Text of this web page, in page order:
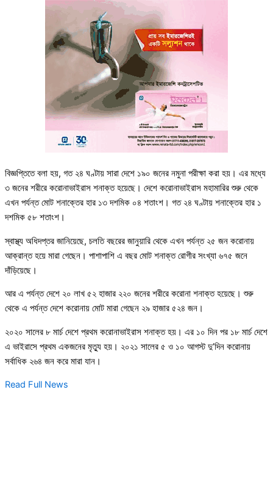
বিজ্ঞপ্তিতে বলা হয়, গত ২৪ ঘণ্টায় সারা দেশে ১৯০ জনের নমুনা পরীক্ষা করা হয়। এর মধ্যে
৩ জনের শরীরে করোনাভাইরাস শনাক্ত হয়েছে। দেশে করোনাভাইরাস মহামারির শুরু থেকে
এখন পর্যন্ত মোট শনাক্তের হার ১৩ দশমিক ০৪ শতাংশ। গত ২৪ ঘণ্টায় শনাক্তের হার ১
দশমিক ৫৮ শতাংশ।
স্বাস্থ্য অধিদপ্তর জানিয়েছে, চলতি বছরের জানুয়ারি থেকে এখন পর্যন্ত ২৫ জন করোনায়
আক্রান্ত হয়ে মারা গেছেন। পাশাপাশি এ বছর মোট শনাক্ত রোগীর সংখ্যা ৬৭৫ জনে
দাঁড়িয়েছে।
আর এ পর্যন্ত দেশে ২০ লাখ ৫২ হাজার ২২০ জনের শরীরে করোনা শনাক্ত হয়েছে। শুরু
থেকে এ পর্যন্ত দেশে করোনায় মোট মারা গেছেন ২৯ হাজার ৫২৪ জন।
২০২০ সালের ৮ মার্চ দেশে প্রথম করোনাভাইরাস শনাক্ত হয়। এর ১০ দিন পর ১৮ মার্চ দেশে
এ ভাইরাসে প্রথম একজনের মৃত্যু হয়। ২০২১ সালের ৫ ও ১০ আগস্ট দু’দিন করোনায়
সর্বাধিক ২৬৪ জন করে মারা যান।
Read Full News